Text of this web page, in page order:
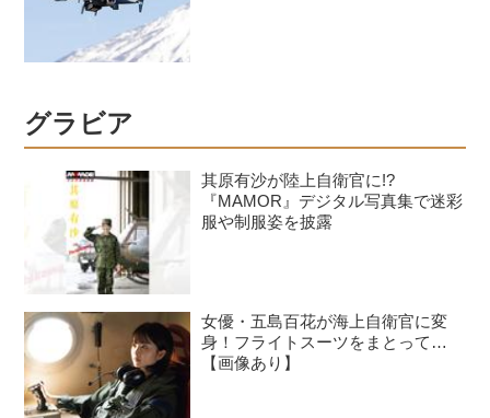
グラビア
其原有沙が陸上自衛官に!?
『MAMOR』デジタル写真集で迷彩
服や制服姿を披露
女優・五島百花が海上自衛官に変
身！フライトスーツをまとって…
【画像あり】